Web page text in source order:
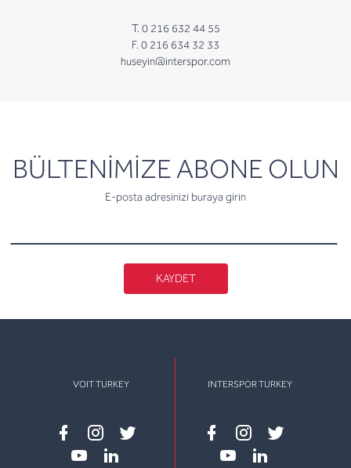
T. 0 216 632 44 55
F. 0 216 634 32 33
huseyin@interspor.com
BÜLTENİMİZE ABONE OLUN
E-posta adresinizi buraya girin
newsletter
KAYDET
VOIT TURKEY
Facebook
instagram
twitter
INTERSPOR TURKEY
Facebook
instagram
twitter